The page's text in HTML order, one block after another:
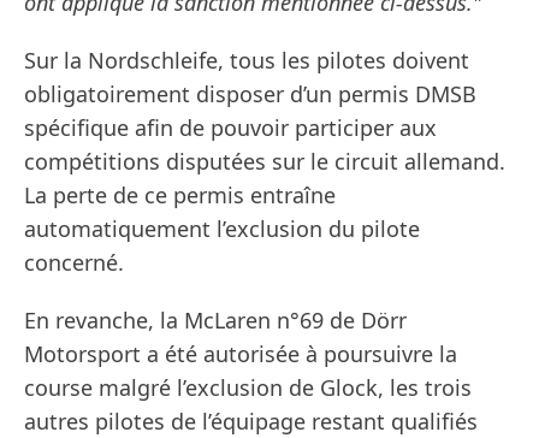
Sur la Nordschleife, tous les pilotes doivent
obligatoirement disposer d’un permis DMSB
spécifique afin de pouvoir participer aux
compétitions disputées sur le circuit allemand.
La perte de ce permis entraîne
automatiquement l’exclusion du pilote
concerné.
En revanche, la McLaren n°69 de Dörr
Motorsport a été autorisée à poursuivre la
course malgré l’exclusion de Glock, les trois
autres pilotes de l’équipage restant qualifiés